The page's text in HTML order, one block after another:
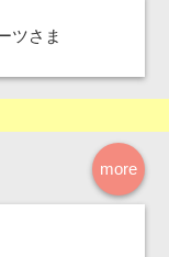
ツさま
more